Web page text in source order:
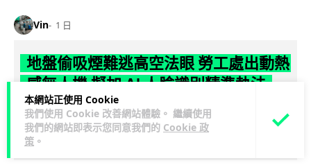
本網站正使用 Cookie
我們使用 Cookie 改善網站體驗。 繼續使用
我們的網站即表示您同意我們的 Cookie 政
策 。
Vin 1 日
地盤偷吸煙難逃高空法眼 勞工處出動熱
感無人機 擬加 AI 人臉識別精準執法
勞工處投入配備熱感應鏡頭的小型無人機進行高空巡邏以打擊
地盤違例吸煙，並正研究於未來一年內引入 AI 人臉識別與行為
分析功能，結合三大技術進一...